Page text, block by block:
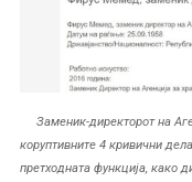
Заменик-директорот на
коруптивните 4 кривични
претходната функција, како